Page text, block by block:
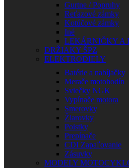
Gurtne / Popruhy
Reťazové zámky
Kotúčové zámky
Iné
LEKÁRNIČKY A
DRŽIAKY ŠPZ
ELEKTRODIELY
Batérie a nabíjačky
Merače motohodín
Sviečky NGK
Vypínače motora
Smerovky
Žiarovky
Poistky
Prepínače
CDI Zapaľovanie
Zásuvky
MODELY